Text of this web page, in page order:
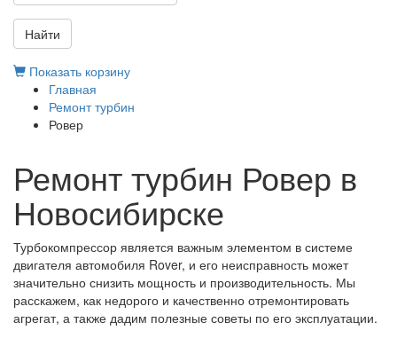
Найти
Показать корзину
Главная
Ремонт турбин
Ровер
Ремонт турбин Ровер в
Новосибирске
Турбокомпрессор является важным элементом в системе
двигателя автомобиля Rover, и его неисправность может
значительно снизить мощность и производительность. Мы
расскажем, как недорого и качественно отремонтировать
агрегат, а также дадим полезные советы по его эксплуатации.